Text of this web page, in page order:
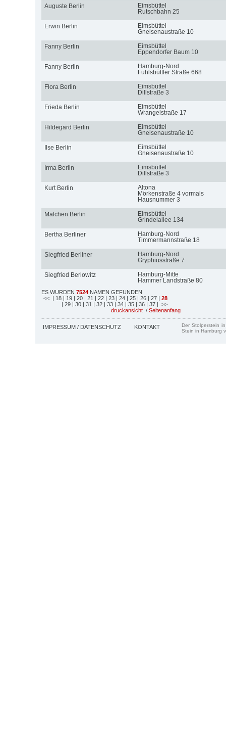
Auguste Berlin
Eimsbüttel
Rutschbahn 25
Erwin Berlin
Eimsbüttel
Gneisenaustraße 10
Fanny Berlin
Eimsbüttel
Eppendorfer Baum 10
Fanny Berlin
Hamburg-Nord
Fuhlsbüttler Straße 668
Flora Berlin
Eimsbüttel
Dillstraße 3
Frieda Berlin
Eimsbüttel
Wrangelstraße 17
Hildegard Berlin
Eimsbüttel
Gneisenaustraße 10
Ilse Berlin
Eimsbüttel
Gneisenaustraße 10
Irma Berlin
Eimsbüttel
Dillstraße 3
Kurt Berlin
Altona
Mörkenstraße 4 vormals
Hausnummer 3
Malchen Berlin
Eimsbüttel
Grindelallee 134
Bertha Berliner
Hamburg-Nord
Timmermannstraße 18
Siegfried Berliner
Hamburg-Nord
Gryphiusstraße 7
Siegfried Berlowitz
Hamburg-Mitte
Hammer Landstraße 80
ES WURDEN 7524 NAMEN GEFUNDEN
<< | 18 | 19 | 20 | 21 | 22 | 23 | 24 | 25 | 26 | 27 | 28
| 29 | 30 | 31 | 32 | 33 | 34 | 35 | 36 | 37 | >>
druckansicht / Seitenanfang
IMPRESSUM / DATENSCHUTZ KONTAKT
Der Stolperstein
Stein in Hamburg